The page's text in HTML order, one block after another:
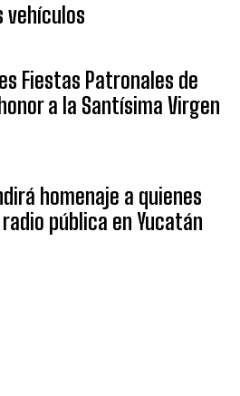
vehículos
Fiestas Patronales de
a la Santísima Virgen
homenaje a quienes
pública en Yucatán